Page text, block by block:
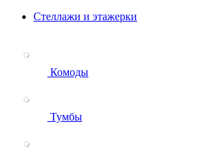
Стеллажи и этажерки
Комоды
Тумбы